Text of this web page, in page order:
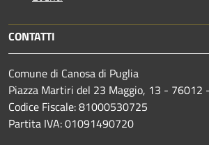
CONTATTI
Comune di Canosa di Puglia
Piazza Martiri del 23 Maggio, 13 - 76012
Codice Fiscale: 81000530725
Partita IVA: 01091490720